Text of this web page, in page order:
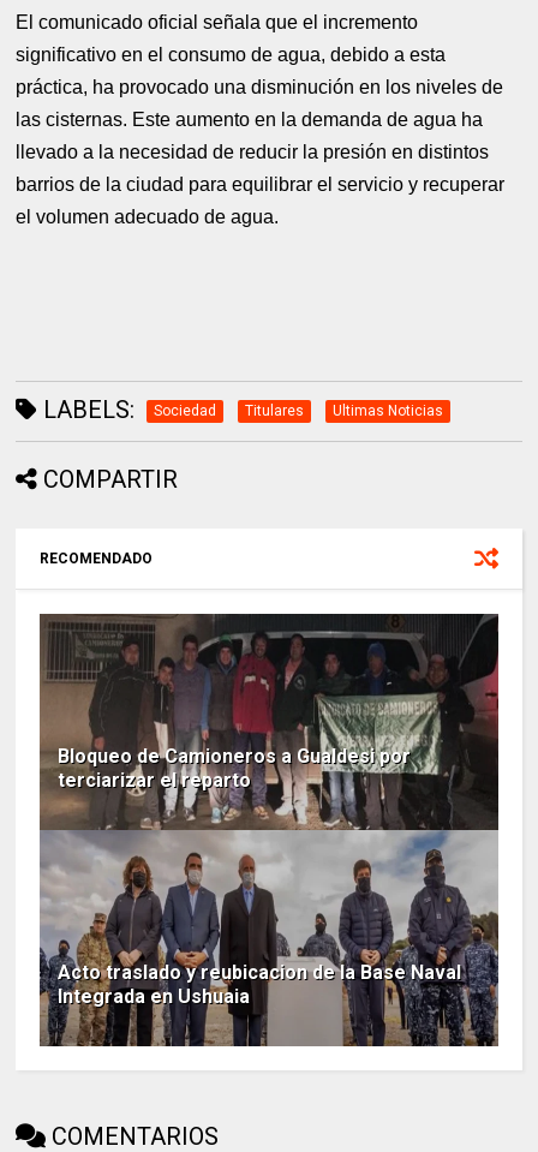
El comunicado oficial señala que el incremento
significativo en el consumo de agua, debido a esta
práctica, ha provocado una disminución en los niveles de
las cisternas. Este aumento en la demanda de agua ha
llevado a la necesidad de reducir la presión en distintos
barrios de la ciudad para equilibrar el servicio y recuperar
el volumen adecuado de agua.
LABELS: Sociedad Titulares Ultimas Noticias
COMPARTIR
RECOMENDADO
Bloqueo de Camioneros a Gualdesi por
terciarizar el reparto
Acto traslado y reubicacion de la Base Naval
Integrada en Ushuaia
COMENTARIOS